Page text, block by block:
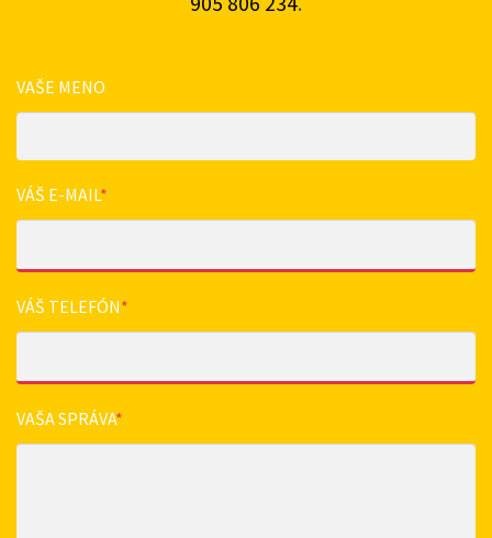
VAŠE MENO
VÁŠ E-MAIL*
VÁŠ TELEFÓN*
VAŠA SPRÁVA*